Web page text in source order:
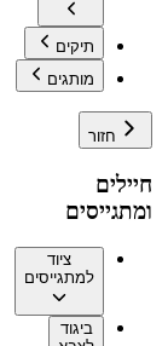
תיקים
מותגים
חזור
חיילים
ומתגייסים
ציוד
למתגייסים
ביגוד